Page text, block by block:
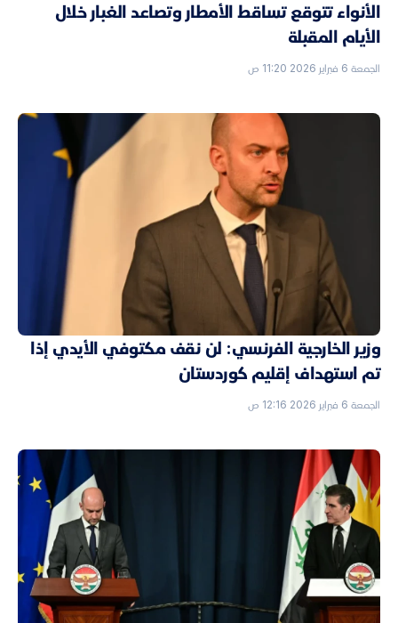
الأنواء تتوقع تساقط الأمطار وتصاعد الغبار خلال
الأيام المقبلة
الجمعة 6 فبراير 2026 11:20 ص
وزير الخارجية الفرنسي: لن نقف مكتوفي الأيدي إذا
تم استهداف إقليم كوردستان
الجمعة 6 فبراير 2026 12:16 ص